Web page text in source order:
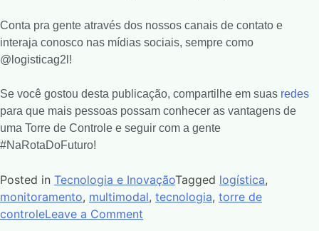
Conta pra gente através dos nossos canais de contato e
interaja conosco nas mídias sociais, sempre como
@logisticag2l!
Se você gostou desta publicação, compartilhe em suas redes
para que mais pessoas possam conhecer as vantagens de
uma Torre de Controle e seguir com a gente
#NaRotaDoFuturo!
Posted in Tecnologia e InovaçãoTagged logística,
monitoramento, multimodal, tecnologia, torre de
controleLeave a Comment